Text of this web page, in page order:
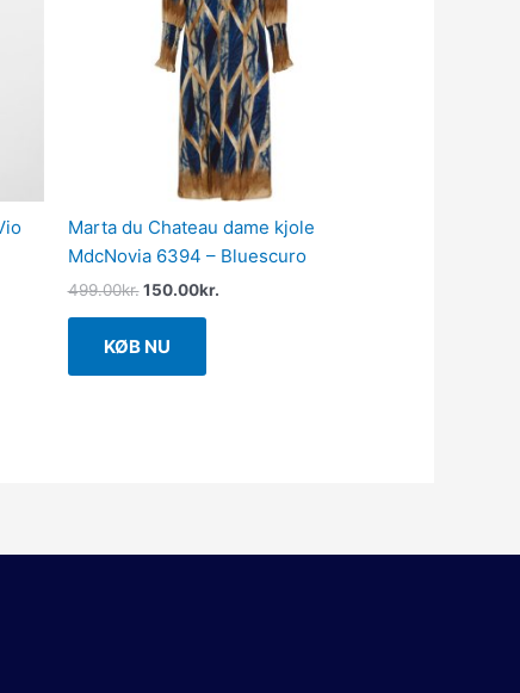
Marta du Chateau dame kjole
MdcNovia 6394 – Bluescuro
499.00kr. 150.00kr.
KØB NU